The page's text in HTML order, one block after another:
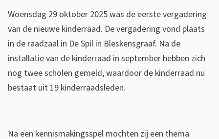
z
i
n
g
Woensdag 29 oktober 2025 was de eerste vergadering
van de nieuwe kinderraad. De vergadering vond plaats
in de raadzaal in De Spil in Bleskensgraaf. Na de
installatie van de kinderraad in september hebben zich
nog twee scholen gemeld, waardoor de kinderraad nu
bestaat uit 19 kinderraadsleden.
Na een kennismakingsspel mochten zij een thema